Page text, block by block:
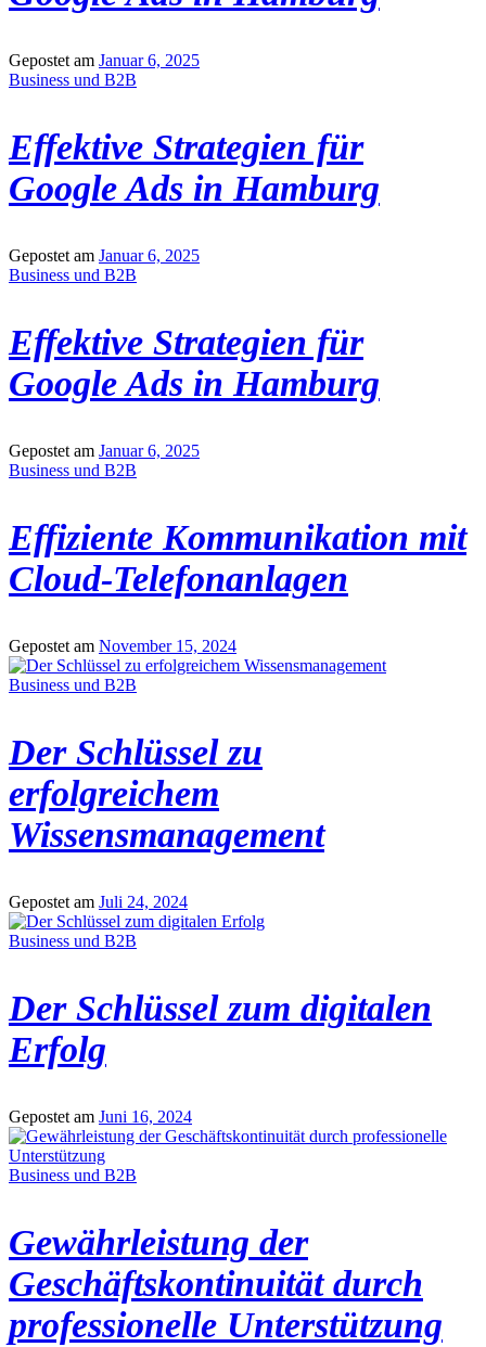
Gepostet am Januar 6, 2025
Business und B2B
Effektive Strategien für
Google Ads in Hamburg
Gepostet am Januar 6, 2025
Business und B2B
Effektive Strategien für
Google Ads in Hamburg
Gepostet am Januar 6, 2025
Business und B2B
Effiziente Kommunikation mit
Cloud-Telefonanlagen
Gepostet am November 15, 2024
Business und B2B
Der Schlüssel zu
erfolgreichem
Wissensmanagement
Gepostet am Juli 24, 2024
Business und B2B
Der Schlüssel zum digitalen
Erfolg
Gepostet am Juni 16, 2024
Business und B2B
Gewährleistung der
Geschäftskontinuität durch
professionelle Unterstützung